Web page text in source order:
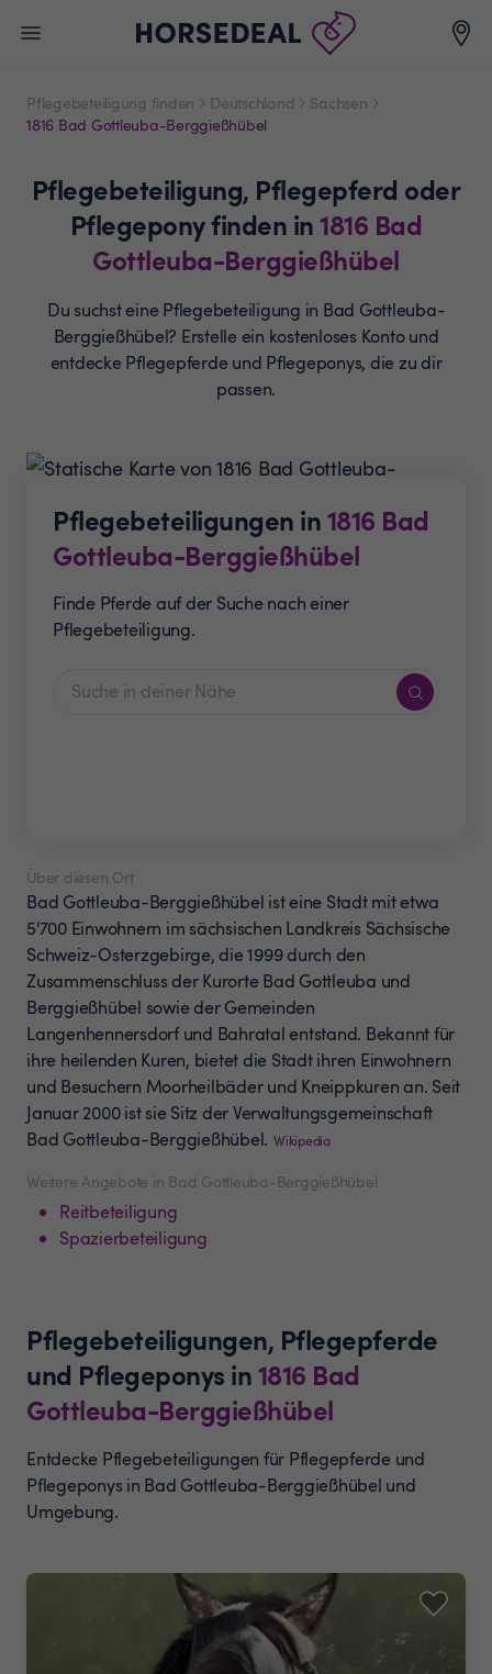
Pflegebeteiligung finden Deutschland
Sachsen
1816 Bad Gottleuba-Berggießhübel
Pflegebeteiligung, Pflegepferd oder
Pflegeponyfinden in1816 Bad
Gottleuba-Berggießhübel
Du suchst eine Pflegebeteiligung in Bad Gottleuba-
Berggießhübel? Erstelle ein kostenloses Konto und
entdecke Pflegepferde und Pflegeponys, die zu dir
passen.
Pflegebeteiligungen in1816 Bad
Gottleuba-Berggießhübel
Finde Pferde auf der Suche nach einer
Pflegebeteiligung.
Weitere Angebote in Bad Gottleuba-Berggießhübel
Reitbeteiligung
Spazierbeteiligung
Über diesen Ort
Bad Gottleuba-Berggießhübel ist eine Stadt mit etwa
5'700 Einwohnern im sächsischen Landkreis Sächsische
Schweiz-Osterzgebirge, die 1999 durch den
Zusammenschluss der Kurorte Bad Gottleuba und
Berggießhübel sowie der Gemeinden
Langenhennersdorf und Bahratal entstand. Bekannt für
ihre heilenden Kuren, bietet die Stadt ihren Einwohnern
und Besuchern Moorheilbäder und Kneippkuren an. Seit
Januar 2000 ist sie Sitz der Verwaltungsgemeinschaft
Bad Gottleuba-Berggießhübel. Wikipedia
Pflegebeteiligungen, Pflegepferde
und Pflegeponys in1816 Bad
Gottleuba-Berggießhübel
Entdecke Pflegebeteiligungen für Pflegepferde und
Pflegeponys in Bad Gottleuba-Berggießhübel und
Umgebung.